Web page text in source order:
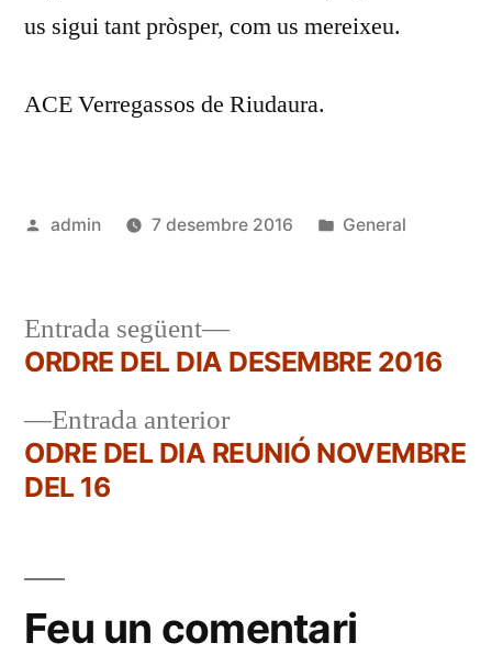
us sigui tant pròsper, com us mereixeu.
ACE Verregassos de Riudaura.
Publicat
admin 7 desembre 2016
Publicat
General
Navegació
d'entrades
Entrada anteriorEntrada
anterior:
ODRE DEL DIA REUNIÓ NOVEMBRE
DEL 16
Entrada següent
Entrada
següent:
ORDRE DEL DIA DESEMBRE 2016
Feu un comentari